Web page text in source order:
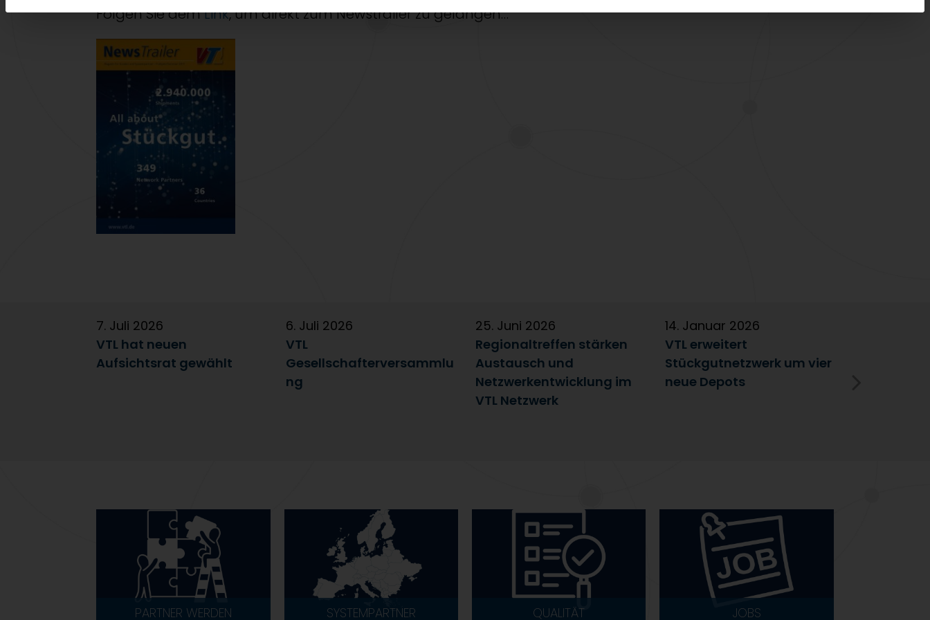
Folgen Sie demLink, um direkt zum Newstrailer zu gelangen…
7. Juli 2026
VTL hat neuen
Aufsichtsrat gewählt
6. Juli 2026
VTL
Gesellschafterversammlu
ng
25. Juni 2026
Regionaltreffen stärken
Austausch und
Netzwerkentwicklung im
VTL Netzwerk
14. Januar 2026
VTL erweitert
Stückgutnetzwerk um vier
neue Depots
PARTNER WERDEN SYSTEMPARTNER QUALITÄT JOBS